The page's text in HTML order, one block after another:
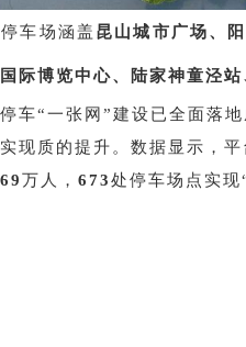
车场涵盖 昆山城市广场、
际博览中心、陆家神童泾
车“一张网”建设已全面落
现质的提升。数据显示，
69万人， 673处停车场点实